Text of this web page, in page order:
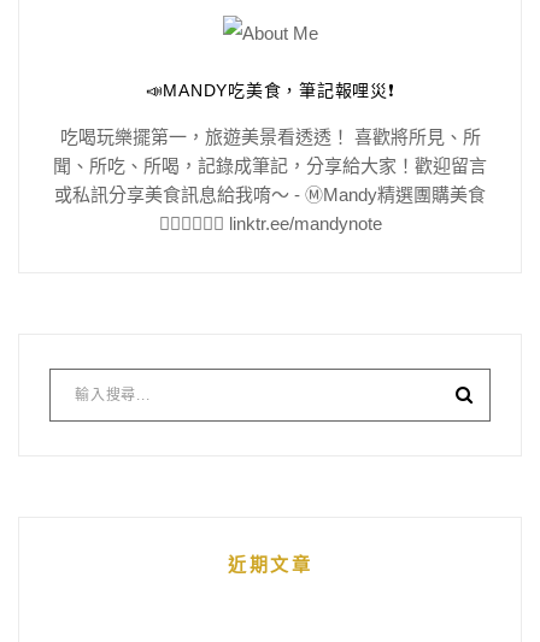
📣MANDY吃美食，筆記報哩災❗️
吃喝玩樂擺第一，旅遊美景看透透！ 喜歡將所見、所
聞、所吃、所喝，記錄成筆記，分享給大家！歡迎留言
或私訊分享美食訊息給我唷～ - Ⓜ️Mandy精選團購美食
👇🏻👇🏻👇🏻 linktr.ee/mandynote
近期文章